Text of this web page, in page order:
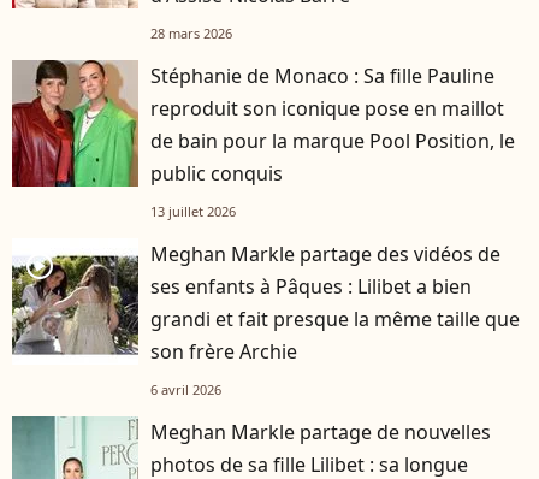
28 mars 2026
Stéphanie de Monaco : Sa fille Pauline
reproduit son iconique pose en maillot
de bain pour la marque Pool Position, le
public conquis
13 juillet 2026
player2
Meghan Markle partage des vidéos de
ses enfants à Pâques : Lilibet a bien
grandi et fait presque la même taille que
son frère Archie
6 avril 2026
Meghan Markle partage de nouvelles
photos de sa fille Lilibet : sa longue